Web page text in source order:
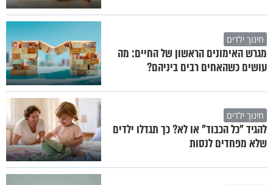
חינוך ילדים
מגרש האימונים הראשון של החיים: מה
עושים כשהאחים רבים ביניהם?
חינוך ילדים
להגיד "כל הכבוד" או לא? כך תגדלו ילדים
שלא מפחדים לנסות